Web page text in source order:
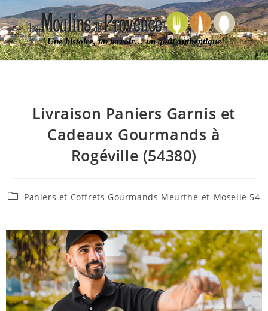
Une histoire, un terroir… un goût authentique
Livraison Paniers Garnis et
Cadeaux Gourmands à
Rogéville (54380)
Paniers et Coffrets Gourmands Meurthe-et-Moselle 54